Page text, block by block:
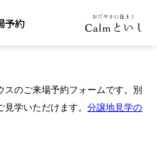
予約
のご来場予約フォームです。 別
見学いただけます。分譲地見学の